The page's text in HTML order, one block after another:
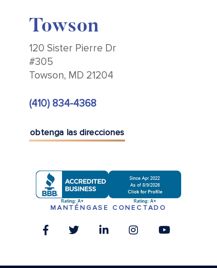
Towson
120 Sister Pierre Dr
#305
Towson, MD 21204
(410) 834-4368
obtenga las direcciones
MANTÉNGASE CONECTADO